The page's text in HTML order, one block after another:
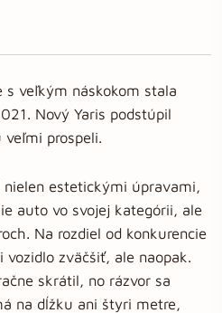
s veľkým náskokom stala
Nový Yaris podstúpil
prospeli.
nielen estetickými úpravami,
auto vo svojej kategórii, ale
Na rozdiel od konkurencie
vozidlo zväčšiť, ale naopak.
skrátil, no rázvor sa
na dĺžku ani štyri metre,